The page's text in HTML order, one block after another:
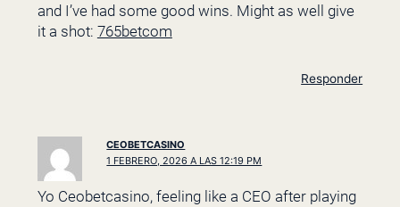
and I’ve had some good wins. Might as well give
it a shot: 765betcom
Responder
CEOBETCASINO
1 FEBRERO, 2026 A LAS 12:19 PM
Yo Ceobetcasino, feeling like a CEO after playing